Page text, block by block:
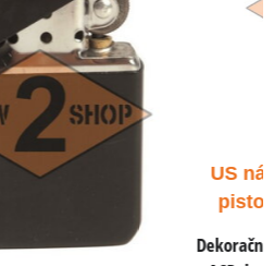
US náboj .45
pistole a
Dekoračné odliatok